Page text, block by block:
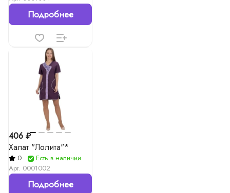
Подробнее
406 ₽
Халат "Лолита"*
0
Есть в наличии
Арт. 0001002
Подробнее